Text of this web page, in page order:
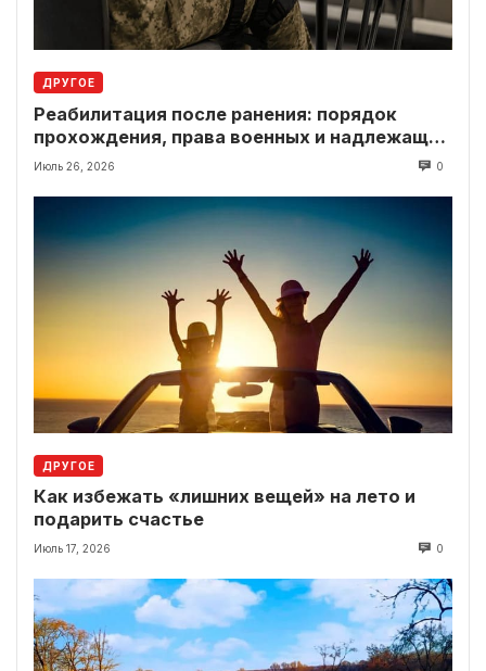
ДРУГОЕ
Реабилитация после ранения: порядок
прохождения, права военных и надлежащие
выплаты
Июль 26, 2026 0
ДРУГОЕ
Как избежать «лишних вещей» на лето и
подарить счастье
Июль 17, 2026 0